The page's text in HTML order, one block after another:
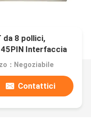
da 8 pollici,
45PIN Interfaccia
：Negoziabile
Contattici